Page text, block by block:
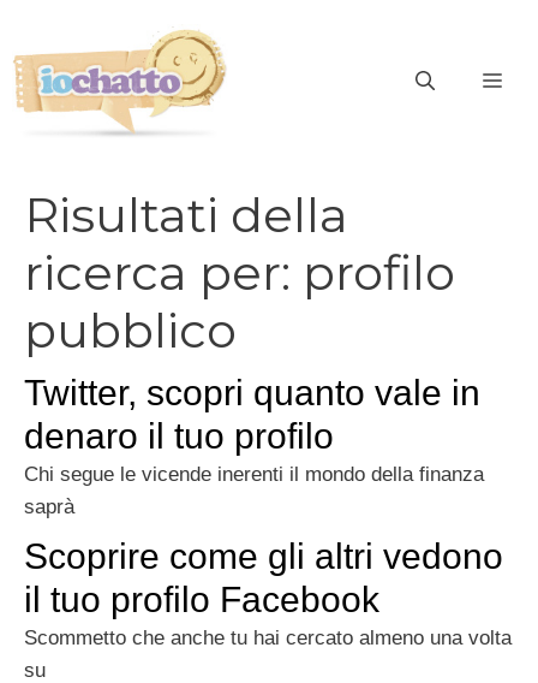
contenuto
Risultati della
ricerca per: profilo
pubblico
Twitter, scopri quanto vale in
denaro il tuo profilo
Chi segue le vicende inerenti il mondo della finanza
saprà
Scoprire come gli altri vedono
il tuo profilo Facebook
Scommetto che anche tu hai cercato almeno una volta
su